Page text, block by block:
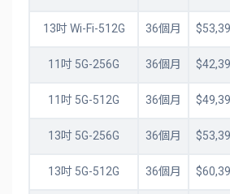
13吋 Wi-Fi-512G
11吋 5G-256G
11吋 5G-512G
13吋 5G-256G
13吋 5G-512G
36個月
36個月
36個月
36個月
36個月